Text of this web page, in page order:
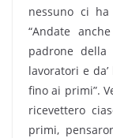
nessuno ci
“Andate
padrone
lavoratori e
fino ai primi”.
ricevettero
primi,